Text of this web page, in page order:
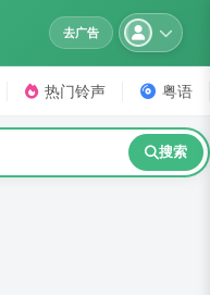
去广告
热门铃声 粤语
搜索